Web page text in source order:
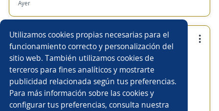
Utilizamos cookies propias necesarias para el
funcionamiento correcto y personalización del
sitio web. También utilizamos cookies de
terceros para fines analíticos y mostrarte
publicidad relacionada según tus preferencias.
Para más información sobre las cookies y
configurar tus preferencias, consulta nuestra
Ayer
Empleo destacado
Analista
Industrias Unicon C.A.
José Félix Ribas, Aragua